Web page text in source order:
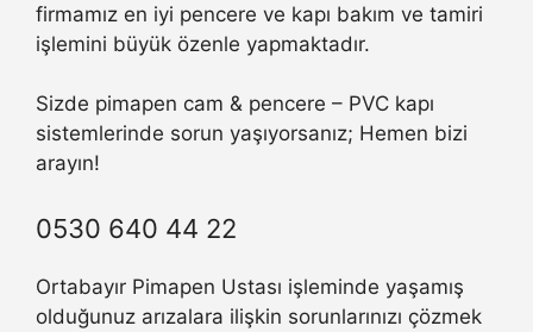
firmamız en iyi pencere ve kapı bakım ve tamiri
işlemini büyük özenle yapmaktadır.
Sizde pimapen cam & pencere – PVC kapı
sistemlerinde sorun yaşıyorsanız; Hemen bizi
arayın!
0530 640 44 22
Ortabayır Pimapen Ustası işleminde yaşamış
olduğunuz arızalara ilişkin sorunlarınızı çözmek